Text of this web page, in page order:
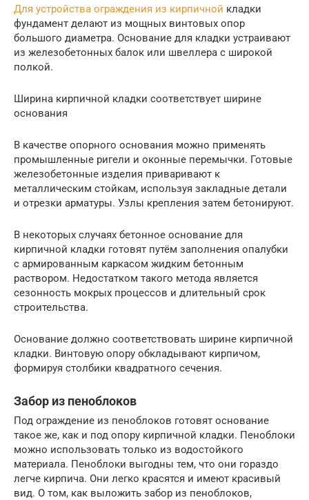
Для устройства ограждения из кирпичной кладки
фундамент делают из мощных винтовых опор
большого диаметра. Основание для кладки устраивают
из железобетонных балок или швеллера с широкой
полкой.
Ширина кирпичной кладки соответствует ширине
основания
В качестве опорного основания можно применять
промышленные ригели и оконные перемычки. Готовые
железобетонные изделия приваривают к
металлическим стойкам, используя закладные детали
и отрезки арматуры. Узлы крепления затем бетонируют.
В некоторых случаях бетонное основание для
кирпичной кладки готовят путём заполнения опалубки
с армированным каркасом жидким бетонным
раствором. Недостатком такого метода является
сезонность мокрых процессов и длительный срок
строительства.
Основание должно соответствовать ширине кирпичной
кладки. Винтовую опору обкладывают кирпичом,
формируя столбики квадратного сечения.
Забор из пеноблоков
Под ограждение из пеноблоков готовят основание
такое же, как и под опору кирпичной кладки. Пеноблоки
можно использовать только из водостойкого
материала. Пеноблоки выгодны тем, что они гораздо
легче кирпича. Они легко красятся и имеют красивый
вид. О том, как выложить забор из пеноблоков,